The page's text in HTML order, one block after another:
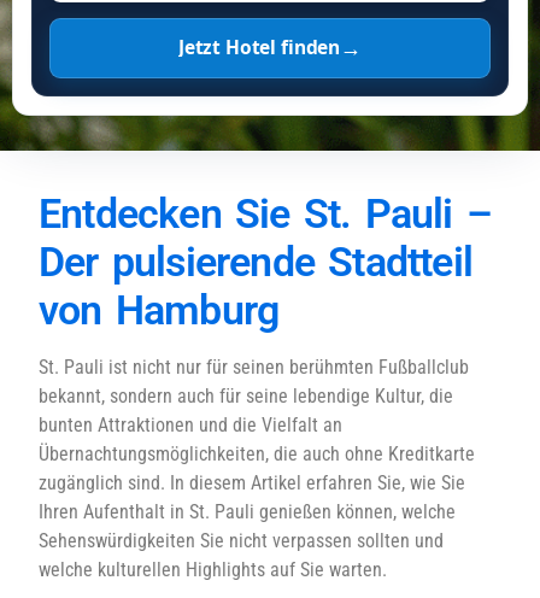
Jetzt Hotel finden→
Entdecken Sie St. Pauli –
Der pulsierende Stadtteil
von Hamburg
St. Pauli ist nicht nur für seinen berühmten Fußballclub
bekannt, sondern auch für seine lebendige Kultur, die
bunten Attraktionen und die Vielfalt an
Übernachtungsmöglichkeiten, die auch ohne Kreditkarte
zugänglich sind. In diesem Artikel erfahren Sie, wie Sie
Ihren Aufenthalt in St. Pauli genießen können, welche
Sehenswürdigkeiten Sie nicht verpassen sollten und
welche kulturellen Highlights auf Sie warten.